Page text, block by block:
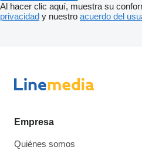
Al hacer clic aquí, muestra su
privacidad y nuestro acuerdo del
Empresa
Quiénes somos